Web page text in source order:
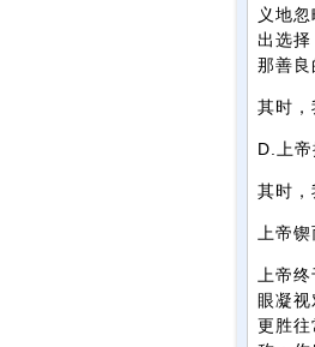
义地
出选
那善良
其时，
D.上帝
其时，
上帝
上帝
眼凝
更胜